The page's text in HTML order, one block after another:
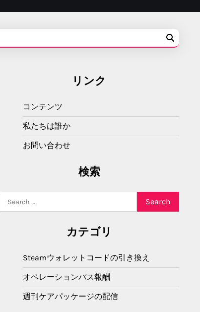
リンク
コンテンツ
私たちは誰か
お問い合わせ
検索
for:
カテゴリ
Steamウォレットコードの引き換え
オペレーションパス報酬
週刊ケアパッケージの配信